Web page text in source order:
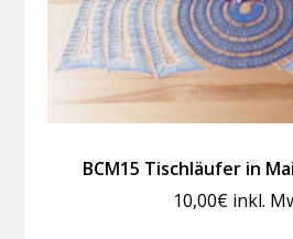
BCM15 Tischläufer in
10,00€ inkl.